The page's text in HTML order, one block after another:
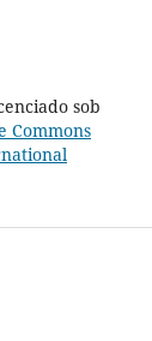
sob
Commons